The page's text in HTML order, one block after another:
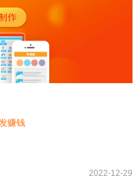
赚钱
2022-12-29